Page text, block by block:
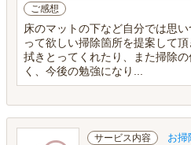
ご感想
床のマットの下など自分では思
って欲しい掃除箇所を提案して
拭きとってくれたり、また掃除
く、今後の勉強になり...
サービス内容 お掃